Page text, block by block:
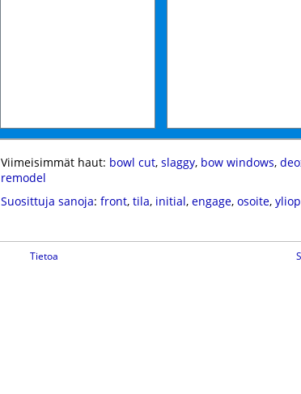
Viimeisimmät haut: bowl cut, slaggy, bow windows,
remodel
Suosittuja sanoja: front, tila, initial, engage, osoite,
Tietoa